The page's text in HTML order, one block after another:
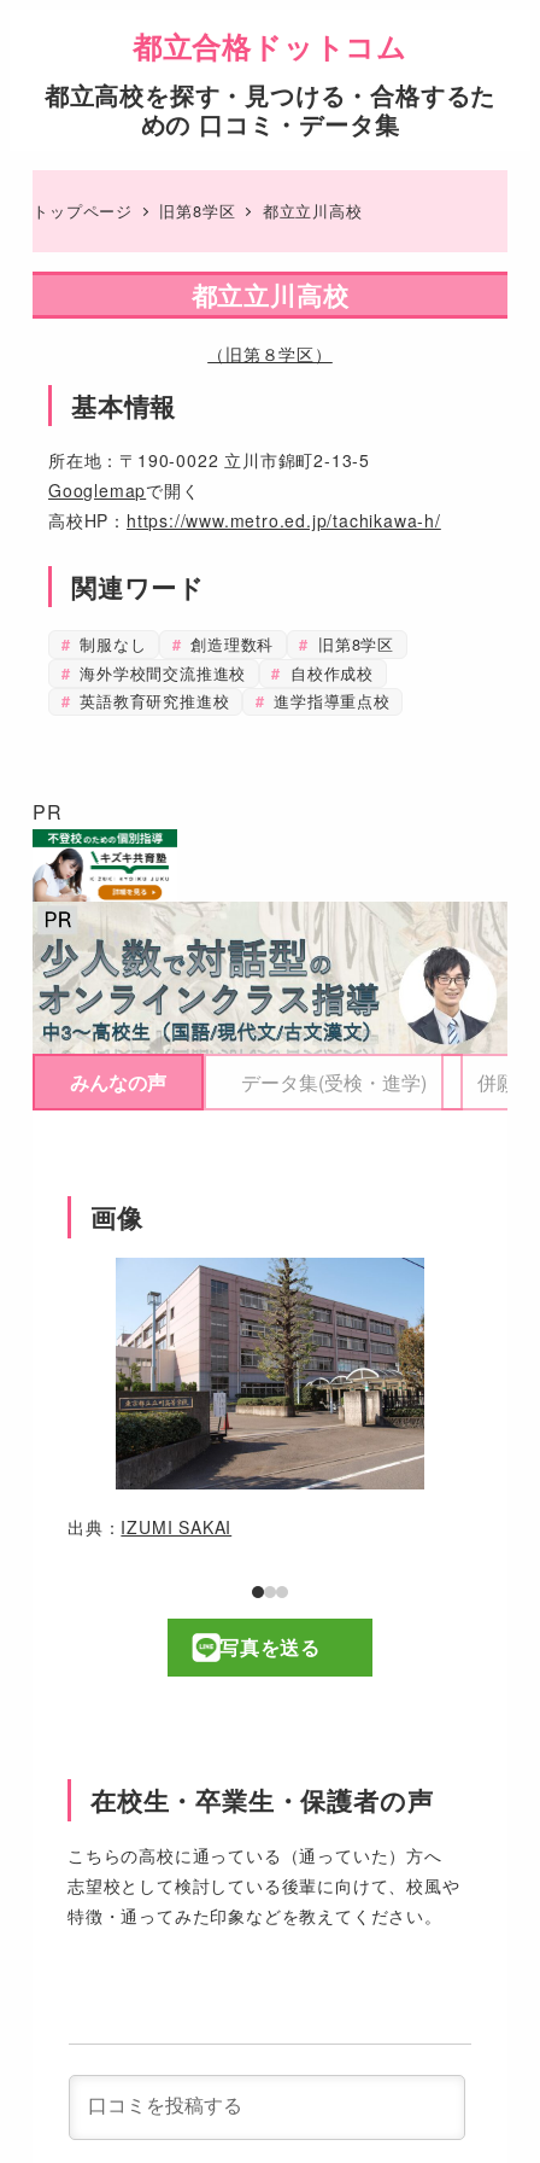
都立合格ドットコム
都立高校を探す・見つける・合格するた
めの 口コミ・データ集
トップページ 旧第8学区 都立立川高校
都立立川高校
（旧第８学区）
基本情報
所在地：〒190-0022 立川市錦町2-13-5
Googlemapで開く
高校HP： https://www.metro.ed.jp/tachikawa-h/
関連ワード
制服なし 創造理数科
旧第8学区
海外学校間交流推進校
自校作成校
英語教育研究推進校
進学指導重点校
PR
みんなの声 データ集(受検・進学) 併願校
画像
出典： IZUMI SAKAI
写真を送る
在校生・卒業生・保護者の声
こちらの高校に通っている（通っていた）方へ
志望校として検討している後輩に向けて、校風や
特徴・通ってみた印象などを教えてください。